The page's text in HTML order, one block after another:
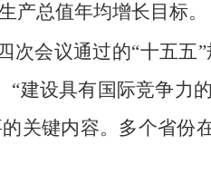
产总值年均增长目标。
次会议通过的“十五
“建设具有国际竞争力
关键内容。多个省